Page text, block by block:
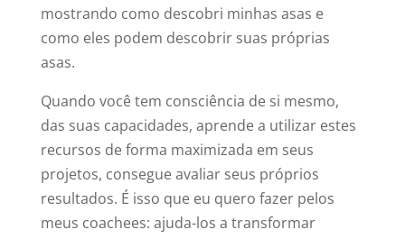
mostrando como descobri minhas asas e
como eles podem descobrir suas próprias
asas.
Quando você tem consciência de si mesmo,
das suas capacidades, aprende a utilizar estes
recursos de forma maximizada em seus
projetos, consegue avaliar seus próprios
resultados. É isso que eu quero fazer pelos
meus coachees: ajuda-los a transformar